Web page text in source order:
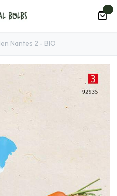
Nantes 2 - BIO